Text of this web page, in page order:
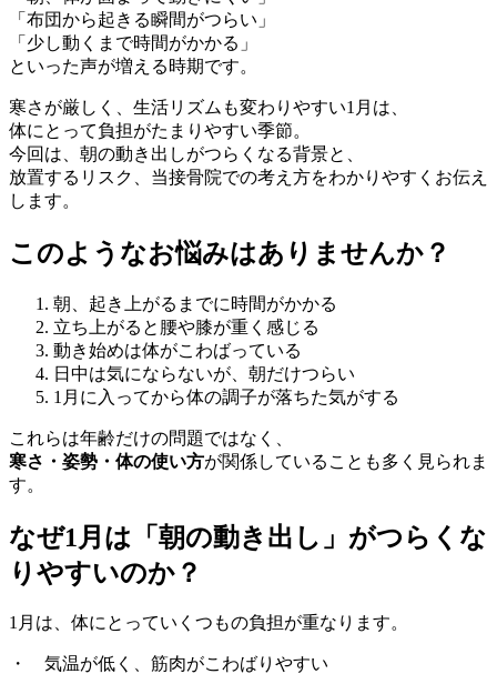
「布団から起きる瞬間がつらい」
「少し動くまで時間がかかる」
といった声が増える時期です。
寒さが厳しく、生活リズムも変わりやすい1月は、
体にとって負担がたまりやすい季節。
今回は、朝の動き出しがつらくなる背景と、
放置するリスク、当接骨院での考え方をわかりやすくお伝え
します。
このようなお悩みはありませんか？
朝、起き上がるまでに時間がかかる
立ち上がると腰や膝が重く感じる
動き始めは体がこわばっている
日中は気にならないが、朝だけつらい
1月に入ってから体の調子が落ちた気がする
これらは年齢だけの問題ではなく、
寒さ・姿勢・体の使い方が関係していることも多く見られま
す。
なぜ1月は「朝の動き出し」がつらくな
りやすいのか？
1月は、体にとっていくつもの負担が重なります。
・ 気温が低く、筋肉がこわばりやすい